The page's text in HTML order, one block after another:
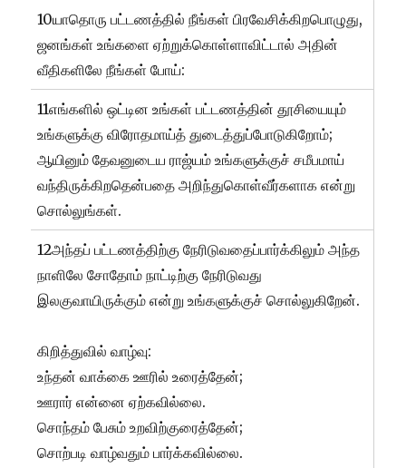
10யாதொரு பட்டணத்தில் நீங்கள் பிரவேசிக்கிறபொழுது,
ஜனங்கள் உங்களை ஏற்றுக்கொள்ளாவிட்டால் அதின்
வீதிகளிலே நீங்கள் போய்:
11எங்களில் ஒட்டின உங்கள் பட்டணத்தின் தூசியையும்
உங்களுக்கு விரோதமாய்த் துடைத்துப்போடுகிறோம்;
ஆயினும் தேவனுடைய ராஜ்யம் உங்களுக்குச் சமீபமாய்
வந்திருக்கிறதென்பதை அறிந்துகொள்வீர்களாக என்று
சொல்லுங்கள்.
12அந்தப் பட்டணத்திற்கு நேரிடுவதைப்பார்க்கிலும் அந்த
நாளிலே சோதோம் நாட்டிற்கு நேரிடுவது
இலகுவாயிருக்கும் என்று உங்களுக்குச் சொல்லுகிறேன்.
கிறித்துவில் வாழ்வு:
உந்தன் வாக்கை ஊரில் உரைத்தேன்;
ஊரார் என்னை ஏற்கவில்லை.
சொந்தம் பேசும் உறவிற்குரைத்தேன்;
சொற்படி வாழ்வதும் பார்க்கவில்லை.